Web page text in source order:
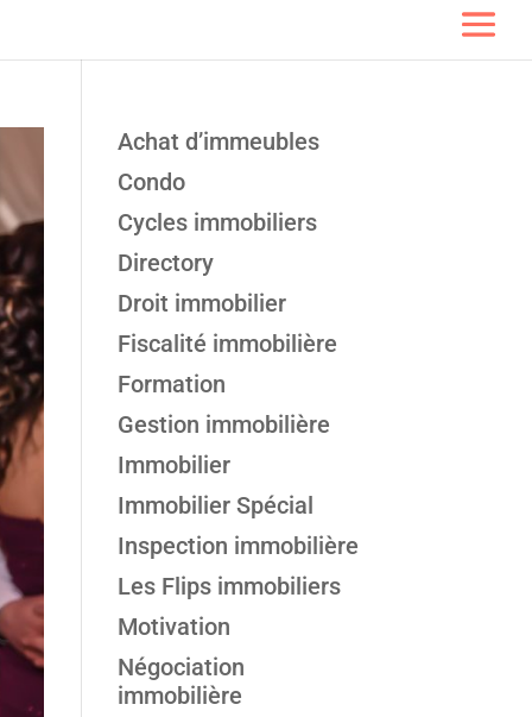
Achat d’immeubles
Condo
Cycles immobiliers
Directory
Droit immobilier
Fiscalité immobilière
Formation
Gestion immobilière
Immobilier
Immobilier Spécial
Inspection immobilière
Les Flips immobiliers
Motivation
Négociation
immobilière